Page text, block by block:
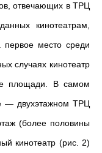
отвечающих в ТРЦ
кинотеатрам,
первое место среди
случаях кинотеатр
площади. В самом
— двухэтажном ТРЦ
(более половины
кинотеатр (рис. 2)